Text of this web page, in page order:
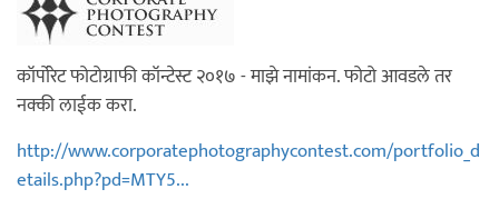
कॉर्पोरेट फोटोग्राफी कॉन्टेस्ट २०१७ - माझे नामांकन. फोटो आवडले तर
नक्की लाईक करा.
http://www.corporatephotographycontest.com/portfolio_d
etails.php?pd=MTY5...